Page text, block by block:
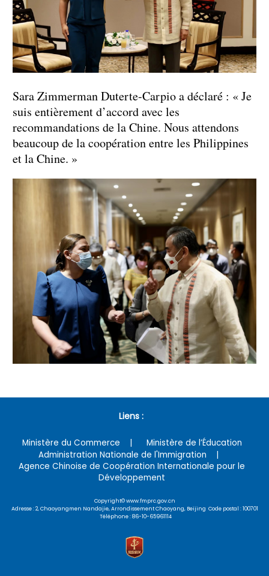
Sara Zimmerman Duterte-Carpio a déclaré : « Je
suis entièrement d’accord avec les
recommandations de la Chine. Nous attendons
beaucoup de la coopération entre les Philippines
et la Chine. »
Liens :
Ministère du Commerce
Ministère de l’Éducation
Administration Nationale de l'Immigration
Agence Chinoise de Coopération Internationale pour le
Développement
Copyright© www.fmprc.gov.cn
Adresse : 2, Chaoyangmen Nandajie, Arrondissement Chaoyang, Beijing Code postal : 100701
Téléphone : 86-10-65961114